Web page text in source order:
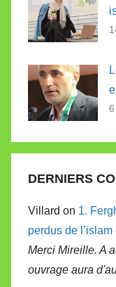
DERNIERS
Villard on 1.
perdus de
Merci Mireille. A
ouvrage aura